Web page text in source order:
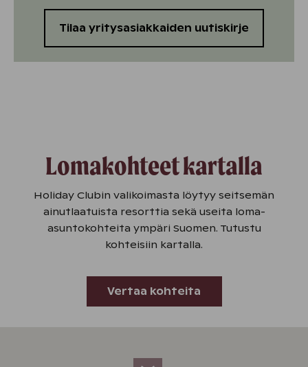
Tilaa yritysasiakkaiden uutiskirje
Lomakohteet kartalla
Holiday Clubin valikoimasta löytyy seitsemän
ainutlaatuista resorttia sekä useita loma-
asuntokohteita ympäri Suomen. Tutustu
kohteisiin kartalla.
Vertaa kohteita